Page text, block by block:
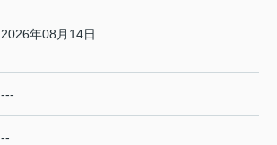
2026年08月14日
---
--